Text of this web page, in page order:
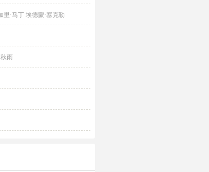
里·马丁 埃德蒙·塞克勒
雨